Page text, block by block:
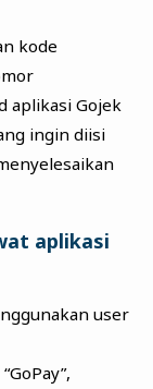
kode
aplikasi Gojek
ingin diisi
aplikasi
user